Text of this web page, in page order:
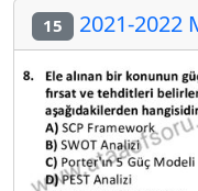
15 2021-2022